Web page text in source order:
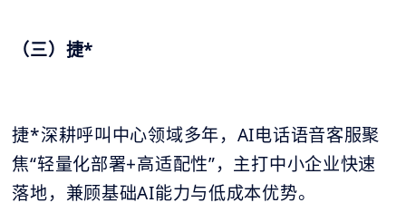
（三）捷*
捷*深耕呼叫中心领域多年，AI电话语音客服聚
焦“轻量化部署+高适配性”，主打中小企业快速
落地，兼顾基础AI能力与低成本优势。